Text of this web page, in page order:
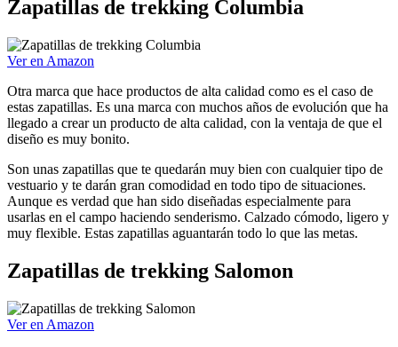
Zapatillas de trekking Columbia
Ver en Amazon
Otra marca que hace productos de alta calidad como es el caso de
estas zapatillas. Es una marca con muchos años de evolución que ha
llegado a crear un producto de alta calidad, con la ventaja de que el
diseño es muy bonito.
Son unas zapatillas que te quedarán muy bien con cualquier tipo de
vestuario y te darán gran comodidad en todo tipo de situaciones.
Aunque es verdad que han sido diseñadas especialmente para
usarlas en el campo haciendo senderismo. Calzado cómodo, ligero y
muy flexible. Estas zapatillas aguantarán todo lo que las metas.
Zapatillas de trekking Salomon
Ver en Amazon